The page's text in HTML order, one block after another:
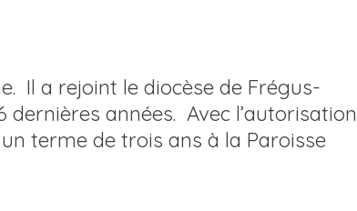
Il a rejoint le diocèse de Frégus-
années. Avec l’autorisation
terme de trois ans à la Paroisse